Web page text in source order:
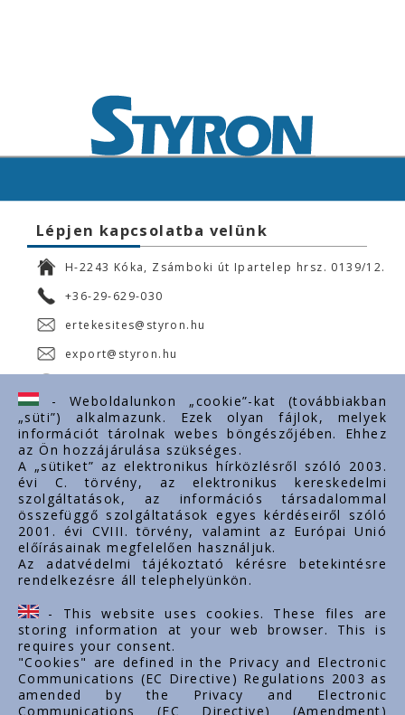
Lépjen kapcsolatba velünk
H-2243 Kóka, Zsámboki út Ipartelep hrsz. 0139/12.
+36-29-629-030
ertekesites@styron.hu
export@styron.hu
Fontos linkek
Rólunk
Dokumentumok
Kapcsolat
Karrier
Cég adatok
Tárhely adatok
Támogatások
- Weboldalunkon „cookie”-kat (továbbiakban
„süti”) alkalmazunk. Ezek olyan fájlok, melyek
információt tárolnak webes böngészőjében. Ehhez
az Ön hozzájárulása szükséges.
A „sütiket” az elektronikus hírközlésről szóló 2003.
évi C. törvény, az elektronikus kereskedelmi
szolgáltatások, az információs társadalommal
összefüggő szolgáltatások egyes kérdéseiről szóló
2001. évi CVIII. törvény, valamint az Európai Unió
előírásainak megfelelően használjuk.
Az adatvédelmi tájékoztató kérésre betekintésre
rendelkezésre áll telephelyünkön.
- This website uses cookies. These files are
storing information at your web browser. This is
requires your consent.
"Cookies" are defined in the Privacy and Electronic
Communications (EC Directive) Regulations 2003 as
amended by the Privacy and Electronic
Communications (EC Directive) (Amendment)